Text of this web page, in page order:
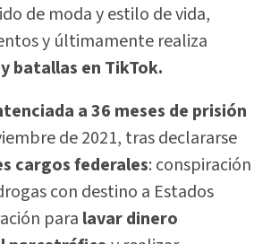
de moda y estilo de vida,
y últimamente realiza
batallas en TikTok.
a 36 meses de prisión
de 2021, tras declararse
cargos federales: conspiración
con destino a Estados
para lavar dinero